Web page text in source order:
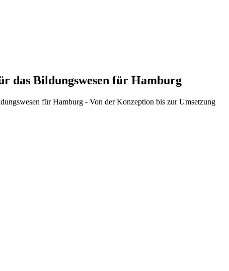
das Bildungswesen für Hamburg
für Hamburg - Von der Konzeption bis zur Umsetzung